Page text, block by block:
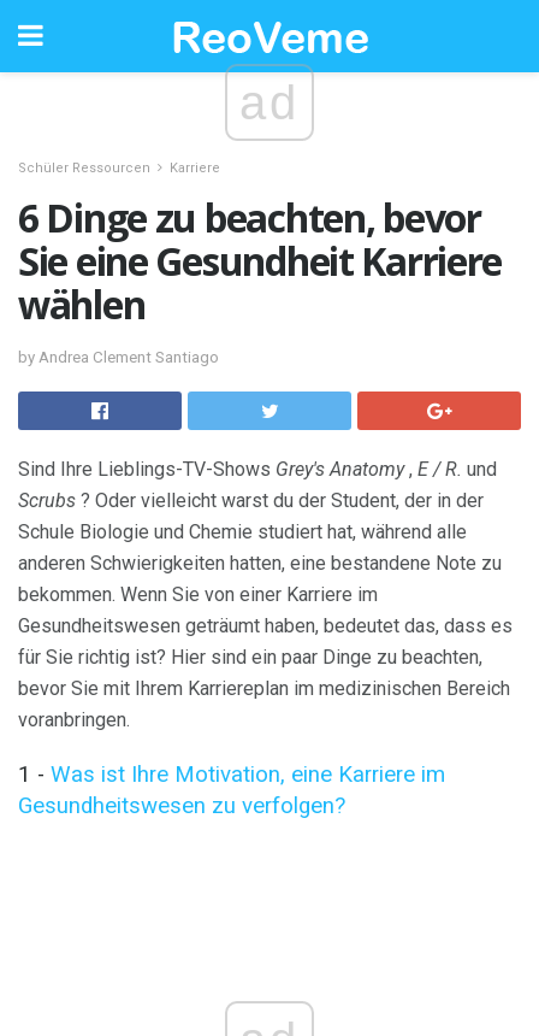
ad
Schüler Ressourcen Karriere
6 Dinge zu beachten, bevor
Sie eine Gesundheit Karriere
wählen
by Andrea Clement Santiago
Sind Ihre Lieblings-TV-Shows Grey's Anatomy, E / R. und
Scrubs ? Oder vielleicht warst du der Student, der in der
Schule Biologie und Chemie studiert hat, während alle
anderen Schwierigkeiten hatten, eine bestandene Note zu
bekommen. Wenn Sie von einer Karriere im
Gesundheitswesen geträumt haben, bedeutet das, dass es
für Sie richtig ist? Hier sind ein paar Dinge zu beachten,
bevor Sie mit Ihrem Karriereplan im medizinischen Bereich
voranbringen.
1 - Was ist Ihre Motivation, eine Karriere im
Gesundheitswesen zu verfolgen?